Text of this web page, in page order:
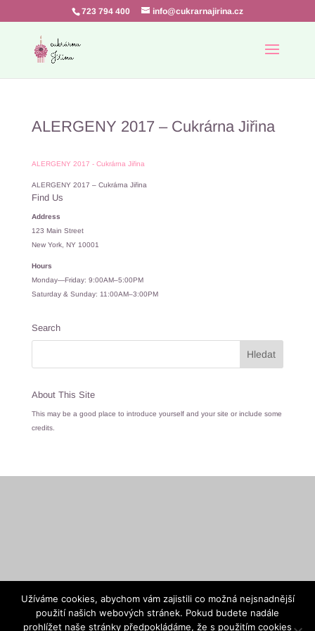
723 794 400 info@cukrarnajirina.cz
ALERGENY 2017 – Cukrárna Jiřina
ALERGENY 2017 - Cukrárna Jiřina
ALERGENY 2017 – Cukrárna Jiřina
Find Us
Address
123 Main Street
New York, NY 10001
Hours
Monday—Friday: 9:00AM–5:00PM
Saturday & Sunday: 11:00AM–3:00PM
Search
About This Site
This may be a good place to introduce yourself and your site or include some
credits.
VytvořilGrafikaart.cz
Užíváme cookies, abychom vám zajistili co možná nejsnadnější
použití našich webových stránek. Pokud budete nadále
prohlížet naše stránky předpokládáme, že s použitím cookies